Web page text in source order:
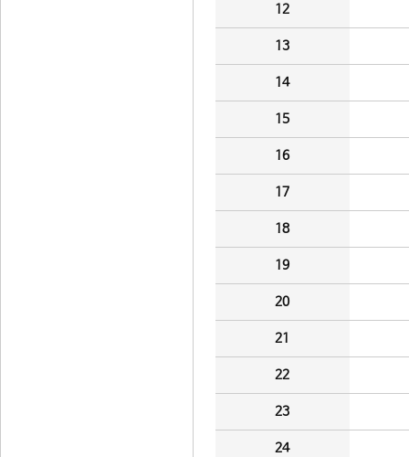
12
13
14
15
16
17
18
19
20
21
22
23
24